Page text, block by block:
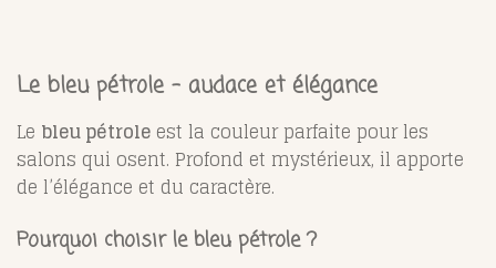
Le bleu pétrole – audace et élégance
Le bleu pétrole est la couleur parfaite pour les
salons qui osent. Profond et mystérieux, il apporte
de l’élégance et du caractère.
Pourquoi choisir le bleu pétrole ?